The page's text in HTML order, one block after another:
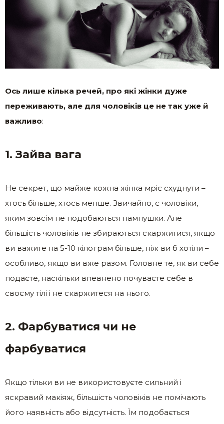
Ось лише кілька речей, про які жінки дуже
переживають, але для чоловіків це не так уже й
важливо:
1. Зайва вага
Не секрет, що майже кожна жінка мріє схуднути –
хтось більше, хтось менше. Звичайно, є чоловіки,
яким зовсім не подобаються пампушки. Але
більшість чоловіків не збираються скаржитися, якщо
ви важите на 5-10 кілограм більше, ніж ви б хотіли –
особливо, якщо ви вже разом. Головне те, як ви себе
подаєте, наскільки впевнено почуваєте себе в
своєму тілі і не скаржитеся на нього.
2. Фарбуватися чи не
фарбуватися
Якщо тільки ви не використовуєте сильний і
яскравий макіяж, більшість чоловіків не помічають
його наявність або відсутність. Їм подобається